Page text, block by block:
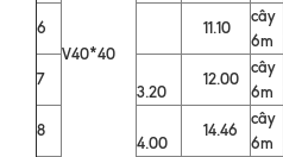
V40*40
6
11.10
cây
6m
7
3.20
12.00
cây
6m
8
4.00
14.46
cây
6m